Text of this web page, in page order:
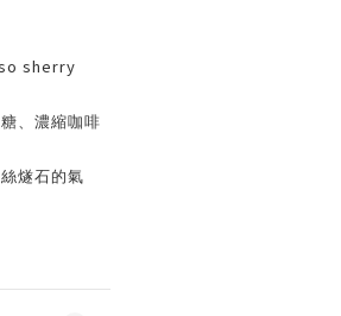
sherry
、濃縮咖啡
燧石的氣